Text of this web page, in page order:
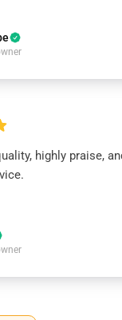
highly praise,